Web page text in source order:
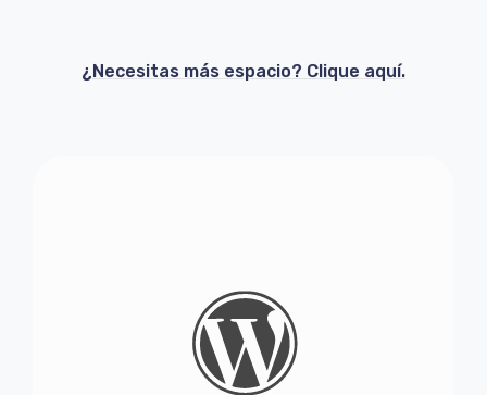
¿Necesitas más espacio? Clique aquí.